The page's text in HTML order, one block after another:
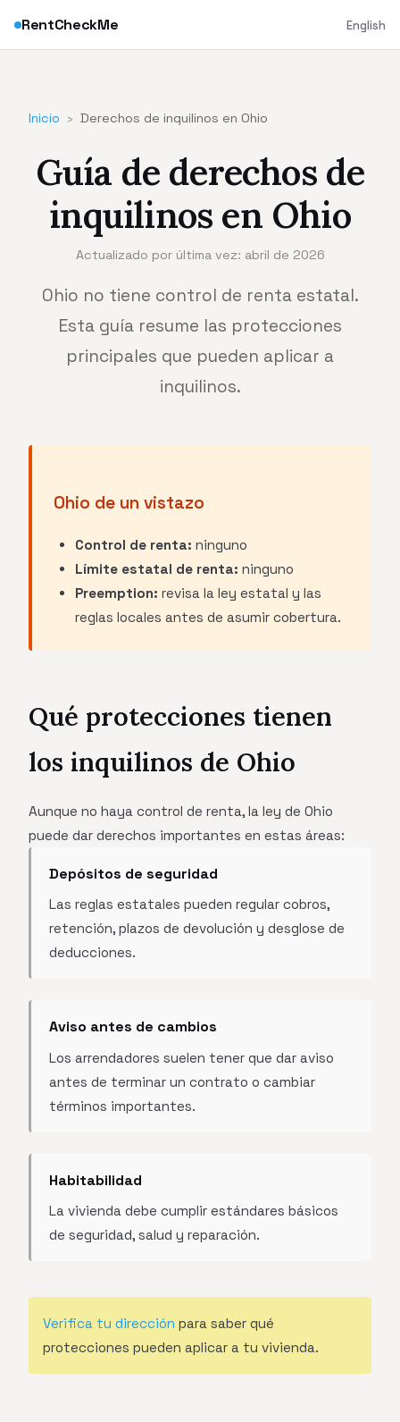
RentCheckMe English
Inicio › Derechos de inquilinos en Ohio
Guía de derechos de
inquilinos en Ohio
Actualizado por última vez: abril de 2026
Ohio no tiene control de renta estatal.
Esta guía resume las protecciones
principales que pueden aplicar a
inquilinos.
Ohio de un vistazo
Control de renta: ninguno
Límite estatal de renta: ninguno
Preemption: revisa la ley estatal y las
reglas locales antes de asumir cobertura.
Qué protecciones tienen
los inquilinos de Ohio
Aunque no haya control de renta, la ley de Ohio
puede dar derechos importantes en estas áreas:
Depósitos de seguridad
Las reglas estatales pueden regular cobros,
retención, plazos de devolución y desglose de
deducciones.
Aviso antes de cambios
Los arrendadores suelen tener que dar aviso
antes de terminar un contrato o cambiar
términos importantes.
Habitabilidad
La vivienda debe cumplir estándares básicos
de seguridad, salud y reparación.
Verifica tu dirección para saber qué
protecciones pueden aplicar a tu vivienda.